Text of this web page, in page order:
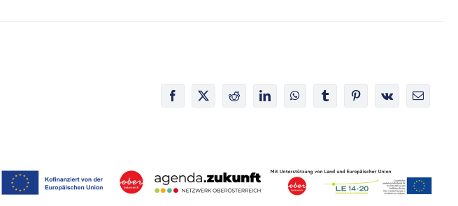
Facebook
X RedditLinkedInWhatsAppTumblrPinterest
Vk
E-
Mail